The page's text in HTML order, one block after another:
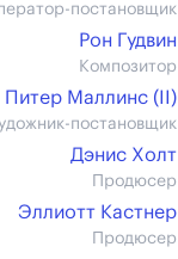
постановщик
Рон Гудвин
Композитор
Питер Маллинс (II)
постановщик
Дэнис Холт
Продюсер
Эллиотт Кастнер
Продюсер